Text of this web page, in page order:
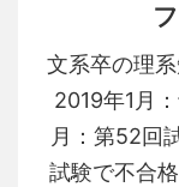
文系卒の理
2019年1月
月：第52回
試験で不合